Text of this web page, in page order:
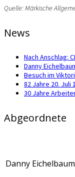
Quelle: Märkische
News
Nach Anschlag:
Danny
Besuch im
82 Jahre 20.
30 Jahre
Abgeordnete
Danny